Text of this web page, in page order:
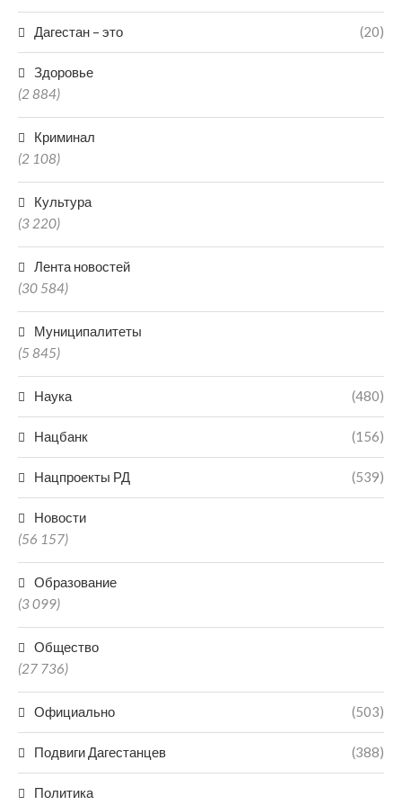
Дагестан – это (20)
Здоровье
(2 884)
Криминал
(2 108)
Культура
(3 220)
Лента новостей
(30 584)
Муниципалитеты
(5 845)
Наука (480)
Нацбанк (156)
Нацпроекты РД (539)
Новости
(56 157)
Образование
(3 099)
Общество
(27 736)
Официально (503)
Подвиги Дагестанцев (388)
Политика